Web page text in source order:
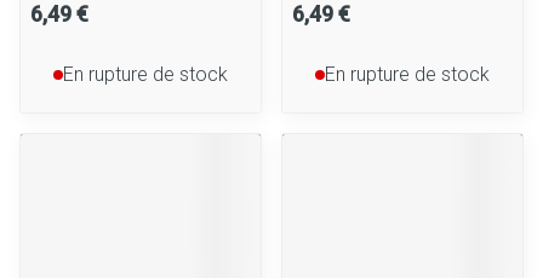
6,49 €
En rupture de stock
6,49 €
En rupture de stock